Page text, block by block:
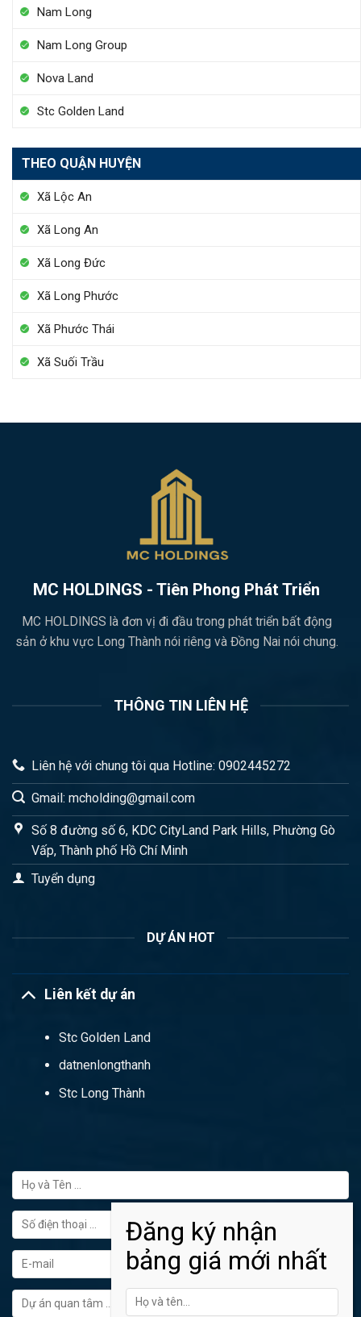
Nam Long
Nam Long Group
Nova Land
Stc Golden Land
THEO QUẬN HUYỆN
Xã Lộc An
Xã Long An
Xã Long Đức
Xã Long Phước
Xã Phước Thái
Xã Suối Trầu
MC HOLDINGS - Tiên Phong Phát Triển
MC HOLDINGS là đơn vị đi đầu trong phát triển bất động
sản ở khu vực Long Thành nói riêng và Đồng Nai nói chung.
THÔNG TIN LIÊN HỆ
Liên hệ với chung tôi qua Hotline: 0902445272
Gmail: mcholding@gmail.com
Số 8 đường số 6, KDC CityLand Park Hills, Phường Gò
Vấp, Thành phố Hồ Chí Minh
Tuyển dụng
DỰ ÁN HOT
Liên kết dự án
Stc Golden Land
datnenlongthanh
Stc Long Thành
FORM ĐĂNG KÝ TƯ VẤN